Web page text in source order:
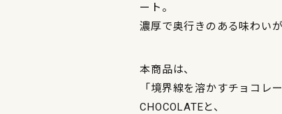
ート。
濃厚で奥行きのある味わい
本商品は、
「境界線を溶かすチョコレ
CHOCOLATEと、